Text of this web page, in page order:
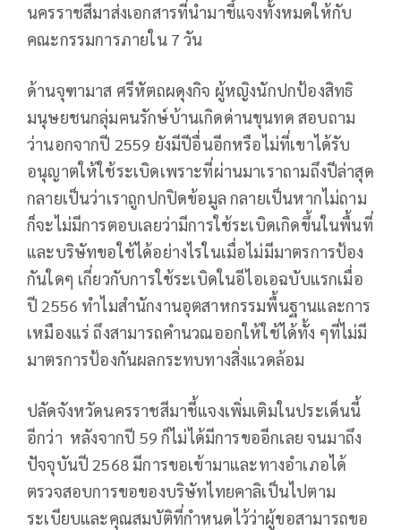
นครราชสีมาส่งเอกสารที่นำมาชี้แจงทั้งหมดให้กับ
คณะกรรมการภายใน 7 วัน
ด้านจุฑามาส ศรีหัตถผดุงกิจ ผู้หญิงนักปกป้องสิทธิ
มนุษยชนกลุ่มฅนรักษ์บ้านเกิดด่านขุนทด สอบถาม
ว่านอกจากปี 2559 ยังมีปีอื่นอีกหรือไม่ที่เขาได้รับ
อนุญาตให้ใช้ระเบิดเพราะที่ผ่านมาเราถามถึงปีล่าสุด
กลายเป็นว่าเราถูกปกปิดข้อมูล กลายเป็นหากไม่ถาม
ก็จะไม่มีการตอบเลยว่ามีการใช้ระเบิดเกิดขึ้นในพื้นที่
และบริษัทขอใช้ได้อย่างไรในเมื่อไม่มีมาตรการป้อง
กันใดๆ เกี่ยวกับการใช้ระเบิดในอีไอเอฉบับแรกเมื่อ
ปี 2556 ทำไมสำนักงานอุตสาหกรรมพื้นฐานและการ
เหมืองแร่ ถึงสามารถคำนวณออกให้ใช้ได้ทั้ง ๆที่ไม่มี
มาตรการป้องกันผลกระทบทางสิ่งแวดล้อม
ปลัดจังหวัดนครราชสีมาชี้แจงเพิ่มเติมในประเด็นนี้
อีกว่า หลังจากปี 59 ก็ไม่ได้มีการขออีกเลย จนมาถึง
ปัจจุบันปี 2568 มีการขอเข้ามาและทางอำเภอได้
ตรวจสอบการขอของบริษัทไทยคาลิเป็นไปตาม
ระเบียบและคุณสมบัติที่กำหนดไว้ว่าผู้ขอสามารถขอ